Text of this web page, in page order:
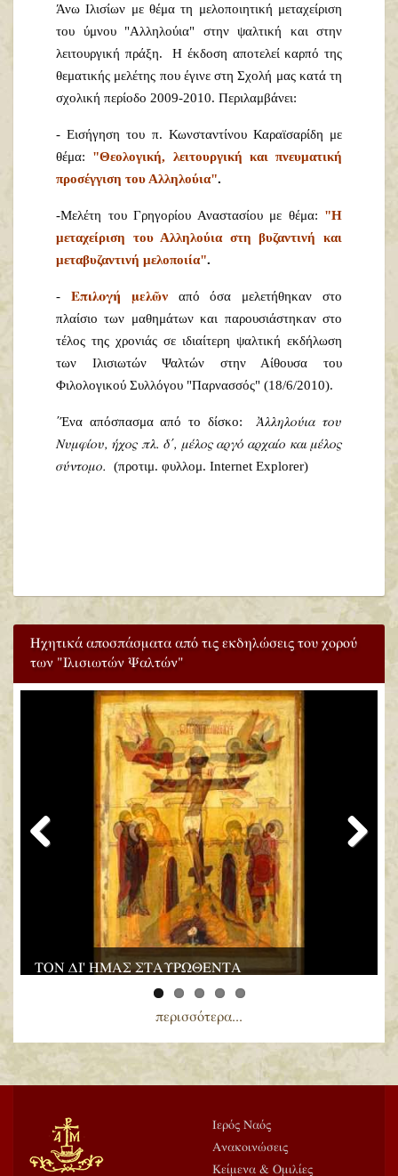
Άνω Ιλισίων με θέμα τη μελοποιητική μεταχείριση
του ύμνου "Αλληλούια" στην ψαλτική και στην
λειτουργική πράξη. Η έκδοση αποτελεί καρπό της
θεματικής μελέτης που έγινε στη Σχολή μας κατά τη
σχολική περίοδο 2009-2010. Περιλαμβάνει:
- Εισήγηση του π. Κωνσταντίνου Καραϊσαρίδη με
θέμα: "Θεολογική, λειτουργική και πνευματική
προσέγγιση του Αλληλούια".
-Μελέτη του Γρηγορίου Αναστασίου με θέμα: "Η
μεταχείριση του Αλληλούια στη βυζαντινή και
μεταβυζαντινή μελοποιία".
- Επιλογή μελῶναπό όσα μελετήθηκαν στο
πλαίσιο των μαθημάτων και παρουσιάστηκαν στο
τέλος της χρονιάς σε ιδιαίτερη ψαλτική εκδήλωση
των Ιλισιωτών Ψαλτών στην Αίθουσα του
Φιλολογικού Συλλόγου "Παρνασσός" (18/6/2010).
΄Ένα απόσπασμα από το δίσκο: Ἀλληλούια του
Νυμφίου, ήχος πλ. δ΄, μέλος αργό αρχαίο και μέλος
σύντομο.
(προτιμ. φυλλομ. Internet Explorer)
Ηχητικά αποσπάσματα από τις εκδηλώσεις του χορού
των "Ιλισιωτών Ψαλτών"
ΤΟΝ ΔΙ' ΗΜΑΣ ΣΤΑΥΡΩΘΕΝΤΑ
περισσότερα...
Ιερός Ναός
Ανακοινώσεις
Κείμενα & Ομιλίες